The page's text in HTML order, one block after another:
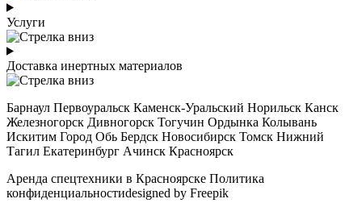
Услуги
Доставка инертных материалов
Барнаул Первоуральск Каменск-Уральский Норильск Канск
Железногорск Дивногорск Тогучин Ордынка Колывань
Искитим Город Обь Бердск Новосибирск Томск Нижний
Тагил Екатеринбург Ачинск Красноярск
Аренда спецтехники в Красноярске Политика
конфиденциальностиdesigned by Freepik